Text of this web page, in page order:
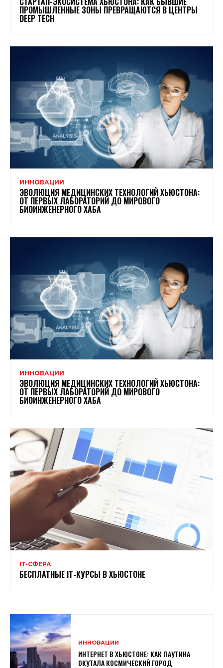
ПРОМЫШЛЕННЫЕ ЗОНЫ ПРЕВРАЩАЮТСЯ В ЦЕНТРЫ
DEEP TECH
ИННОВАЦИИ
ЭВОЛЮЦИЯ МЕДИЦИНСКИХ ТЕХНОЛОГИЙ ХЬЮСТОНА:
ОТ ПЕРВЫХ ЛАБОРАТОРИЙ ДО МИРОВОГО
БИОИНЖЕНЕРНОГО ХАБА
ИННОВАЦИИ
ЭВОЛЮЦИЯ МЕДИЦИНСКИХ ТЕХНОЛОГИЙ ХЬЮСТОНА:
ОТ ПЕРВЫХ ЛАБОРАТОРИЙ ДО МИРОВОГО
БИОИНЖЕНЕРНОГО ХАБА
ІТ-СФЕРА
БЕСПЛАТНЫЕ ІТ-КУРСЫ В ХЬЮСТОНЕ
ИННОВАЦИИ
ИНТЕРНЕТ В ХЬЮСТОНЕ: КАК ПАУТИНА
ОКУТАЛА КОСМИЧЕСКИЙ ГОРОД